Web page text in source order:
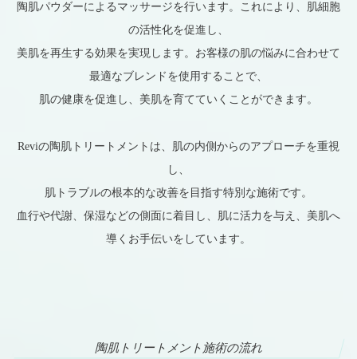
陶肌パウダーによるマッサージを行います。これにより、肌細胞
の活性化を促進し、
美肌を再生する効果を実現します。お客様の肌の悩みに合わせて
最適なブレンドを使用することで、
肌の健康を促進し、美肌を育てていくことができます。
Reviの陶肌トリートメントは、肌の内側からのアプローチを重視
し、
肌トラブルの根本的な改善を目指す特別な施術です。
血行や代謝、保湿などの側面に着目し、肌に活力を与え、美肌へ
導くお手伝いをしています。
陶肌トリートメント施術の流れ